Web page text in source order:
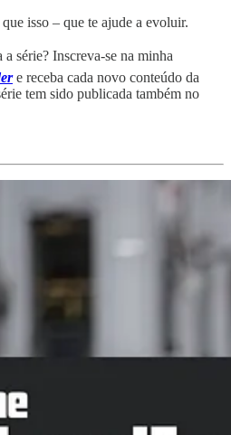
isso – que te ajude a evoluir.
série? Inscreva-se na minha
e receba cada novo conteúdo da
tem sido publicada também no